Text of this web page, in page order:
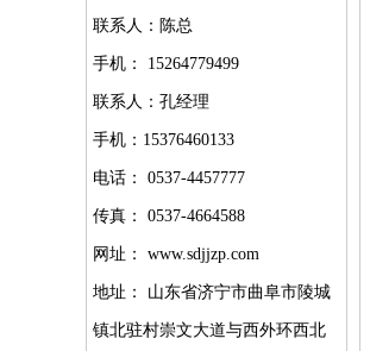
联系人：陈总
手机： 15264779499
联系人：孔经理
手机：15376460133
电话： 0537-4457777
传真： 0537-4664588
网址： www.sdjjzp.com
地址： 山东省济宁市曲阜市陵城
镇北驻村崇文大道与西外环西北